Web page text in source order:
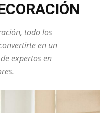
todo los
en un
expertos en